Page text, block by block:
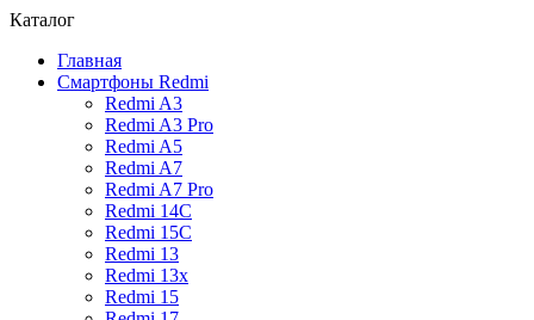
Каталог
Главная
Смартфоны Redmi
Redmi A3
Redmi A3 Pro
Redmi A5
Redmi A7
Redmi A7 Pro
Redmi 14C
Redmi 15C
Redmi 13
Redmi 13x
Redmi 15